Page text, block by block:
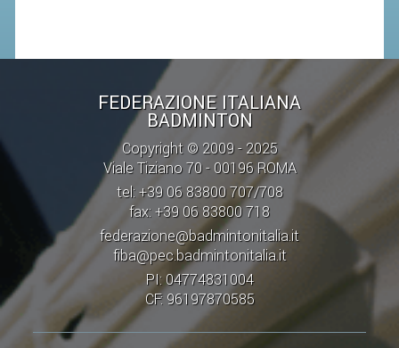
FEDERAZIONE ITALIANA
BADMINTON
Copyright © 2009 - 2025
Viale Tiziano 70 - 00196 ROMA
tel: +39 06 83800 707/708
fax: +39 06 83800 718
federazione@badmintonitalia.it
fiba@pec.badmintonitalia.it
PI: 04774831004
CF: 96197870585
RESPONSABILITÀ SOCIALE
SAFEGUARDING
RICHIESTA PATROCINIO
GIUSTIZIA FEDERALE
REGOLAMENTI
PROVVEDIMENTI
ORGANI DI GIUSTIZIA FEDERALE
MAGLIA AZZURRA